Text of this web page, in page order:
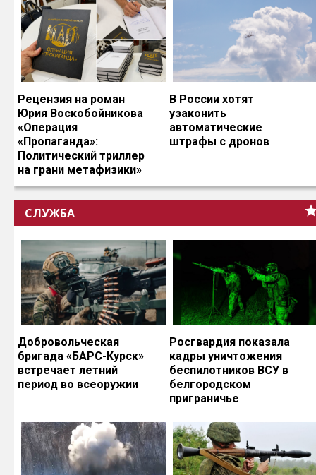
Рецензия на роман
Юрия Воскобойникова
«Операция
«Пропаганда»:
Политический триллер
на грани метафизики»
В России хотят
узаконить
автоматические
штрафы с дронов
СЛУЖБА
Добровольческая
бригада «БАРС-Курск»
встречает летний
период во всеоружии
Росгвардия показала
кадры уничтожения
беспилотников ВСУ в
белгородском
приграничье